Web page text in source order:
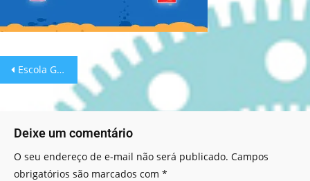
Escola Games: Formas geométricas!
Deixe um comentário
O seu endereço de e-mail não será publicado. Campos
obrigatórios são marcados com *